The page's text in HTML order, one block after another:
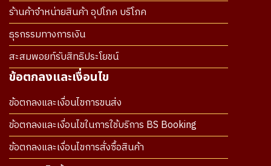
ร้านค้าจำหน่ายสินค้า อุปโภค บริโภค
ธุรกรรมทางการเงิน
สะสมพอยท์รับสิทธิประโยชน์
ข้อตกลงและเงื่อนไข
ข้อตกลงและเงื่อนไขการขนส่ง
ข้อตกลงและเงื่อนไขในการใช้บริการ BS Booking
ข้อตกลงและเงื่อนไขการสั่งซื้อสินค้า